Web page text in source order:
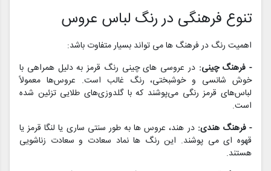
تنوع فرهنگی در رنگ لباس عروس
اهمیت رنگ در فرهنگ ها می تواند بسیار متفاوت باشد:
- فرهنگ چینی: در عروسی های چینی رنگ قرمز به دلیل همراهی با
خوش شانسی و خوشبختی، رنگ غالب است. عروس‌ها معمولاً
لباس‌های قرمز رنگی می‌پوشند که با گلدوزی‌های طلایی تزئین شده
است.
- فرهنگ هندی: در هند، عروس ها به طور سنتی ساری یا لنگا قرمز یا
قهوه ای می پوشند. این رنگ ها نماد سعادت و سعادت زناشویی
هستند.